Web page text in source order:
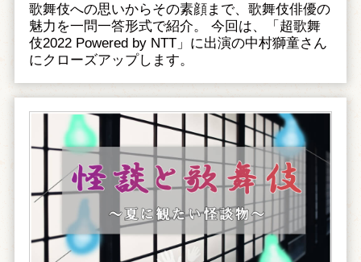
歌舞伎への思いからその素顔まで、歌舞伎俳優の
魅力を一問一答形式で紹介。 今回は、「超歌舞
伎2022 Powered by NTT」に出演の中村獅童さん
にクローズアップします。